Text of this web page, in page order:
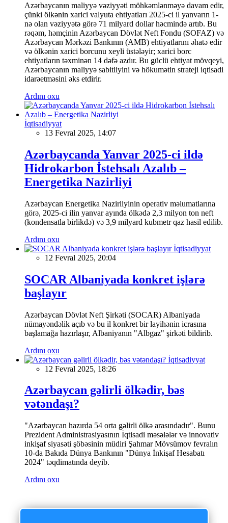
Azərbaycanın maliyyə vəziyyəti möhkəmlənməyə davam edir,
çünki ölkənin xarici valyuta ehtiyatları 2025-ci il yanvarın 1-
nə olan vəziyyətə görə 71 milyard dollar həcmində artıb. Bu
rəqəm, həmçinin Azərbaycan Dövlət Neft Fondu (SOFAZ) və
Azərbaycan Mərkəzi Bankının (AMB) ehtiyatlarını əhatə edir
və ölkənin xarici borcunu xeyli üstələyir; xarici borc
ehtiyatların təxminən 14 dəfə azdır. Bu güclü ehtiyat mövqeyi,
Azərbaycanın maliyyə sabitliyini və hökumətin strateji iqtisadi
idarəetməsini əks etdirir.
Ardını oxu
İqtisadiyyat
13 Fevral 2025, 14:07
Azərbaycanda Yanvar 2025-ci ildə
Hidrokarbon İstehsalı Azalıb –
Energetika Nazirliyi
Azərbaycan Energetika Nazirliyinin operativ məlumatlarına
görə, 2025-ci ilin yanvar ayında ölkədə 2,3 milyon ton neft
(kondensatla birlikdə) və 3,9 milyard kubmetr qaz hasil edilib.
Ardını oxu
İqtisadiyyat
12 Fevral 2025, 20:04
SOCAR Albaniyada konkret işlərə
başlayır
Azərbaycan Dövlət Neft Şirkəti (SOCAR) Albaniyada
nümayəndəlik açıb və bu il konkret bir layihənin icrasına
başlamağa hazırlaşır, Albaniyanın "Albgaz" şirkəti bildirib.
Ardını oxu
İqtisadiyyat
12 Fevral 2025, 18:26
Azərbaycan gəlirli ölkədir, bəs
vətəndaşı?
"Azərbaycan hazırda 54 orta gəlirli ölkə arasındadır". Bunu
Prezident Administrasiyasının İqtisadi məsələlər və innovativ
inkişaf siyasəti şöbəsinin müdiri Şahmar Mövsümov fevralın
10-da Bakıda Dünya Bankının "Dünya İnkişaf Hesabatı
2024" təqdimatında deyib.
Ardını oxu